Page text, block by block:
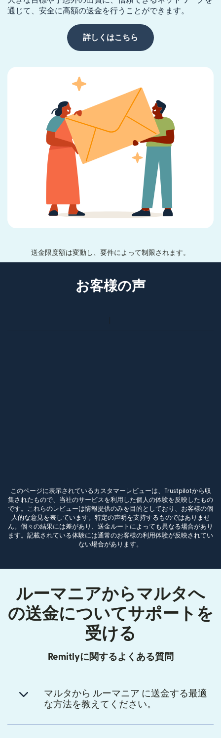
通じて、安全に高額の送金を行うことができます。
詳しくはこちら
送金限度額は変動し、要件によって制限されます。
お客様の声
このページに表示されているカスタマーレビューは、Trustpilotから収
集されたもので、当社のサービスを利用した個人の体験を反映したもの
です。これらのレビューは情報提供のみを目的としており、お客様の個
人的な意見を表しています。特定の声明を支持するものではありませ
ん。個々の結果には差があり、送金ルートによっても異なる場合があり
ます。記載されている体験には通常のお客様の利用体験が反映されてい
ない場合があります。
ルーマニアからマルタへ
の送金についてサポートを
受ける
Remitlyに関するよくある質問
マルタから ルーマニア に送金する最適
な方法を教えてください。